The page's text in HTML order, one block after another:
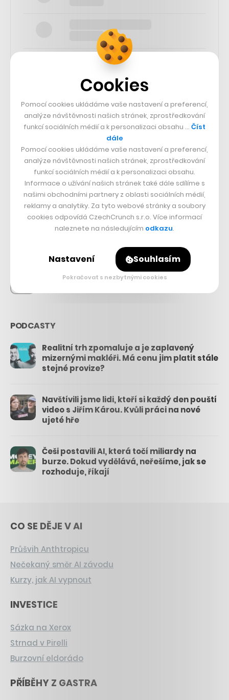
SLEDUJTE NÁS
73k
25k
56.4k
PODCASTY
Realitní trh zpomaluje a je zaplavený
mizernými makléři. Má cenu jim platit stále
stejné provize?
Navštívili jsme lidi, kteří si každý den pouští
video s Jiřím Károu. Kvůli práci na nové
ujeté hře
Češi postavili AI, která točí miliardy na
burze. Dokud vydělává, neřešíme, jak se
rozhoduje, říkají
CO SE DĚJE V AI
Průšvih Anthtropicu
Nečekaný směr AI závodu
Kurzy, jak AI vypnout
INVESTICE
Sázka na Xerox
Strnad v Pirelli
Burzovní eldorádo
PŘÍBĚHY Z GASTRA
Cookies
Pomocí cookies ukládáme vaše nastavení a preferencí,
analýze návštěvnosti našich stránek, zprostředkování
funkcí sociálních médií a k personalizaci obsahu … Číst
dále
Pomocí cookies ukládáme vaše nastavení a preferencí,
analýze návštěvnosti našich stránek, zprostředkování
funkcí sociálních médií a k personalizaci obsahu.
Informace o užívání našich stránek také dále sdílíme s
našimi obchodními partnery z oblasti sociálních médií,
reklamy a analytiky. Za tyto webové stránky a soubory
cookies odpovídá CzechCrunch s.r.o. Více informací
naleznete na následujícím odkazu.
Nastavení Souhlasím
Pokračovat s nezbytnými cookies